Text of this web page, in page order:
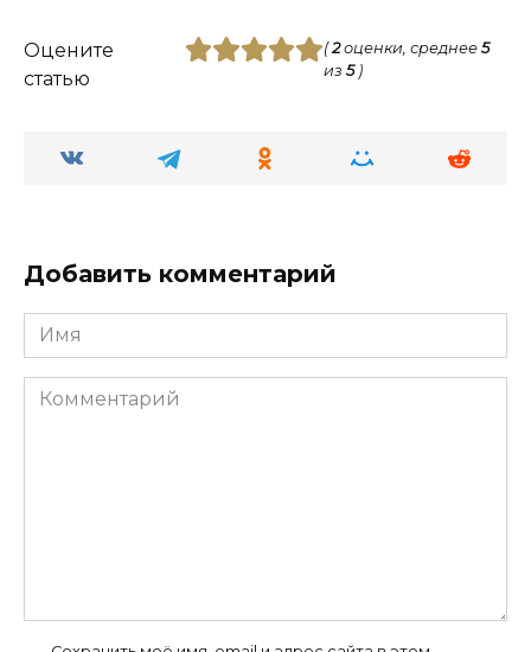
Оцените
статью
(2оценки, среднее 5
из 5)
Добавить комментарий
Имя
Комментарий